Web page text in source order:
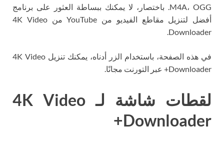
M4A، OGG. باختصار، لا يمكنك ببساطة العثور على برنامج
أفضل لتنزيل مقاطع الفيديو من YouTube من 4K Video
Downloader.
في هذه الصفحة، باستخدام الزر أدناه، يمكنك تنزيل 4K Video
Downloader+ عبر التورنت مجانًا.
لقطات شاشة لـ 4K Video
Downloader+